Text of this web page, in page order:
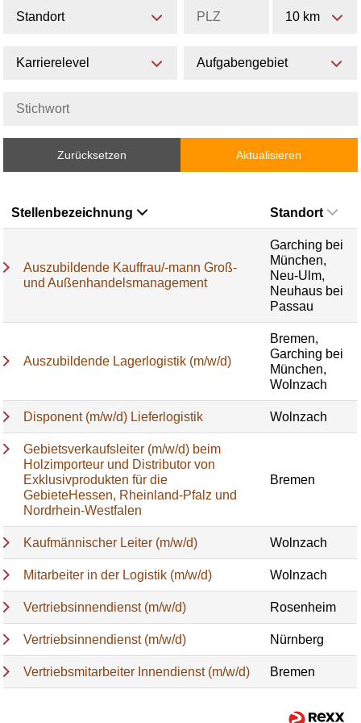
Standort 10 km
Karrierelevel Aufgabengebiet
Zurücksetzen Aktualisieren
Stellenbezeichnung Standort
Auszubildende Kauffrau/-mann Groß-
und Außenhandelsmanagement
Garching bei
München,
Neu-Ulm,
Neuhaus bei
Passau
Auszubildende Lagerlogistik (m/w/d)
Bremen,
Garching bei
München,
Wolnzach
Disponent (m/w/d) Lieferlogistik Wolnzach
Gebietsverkaufsleiter (m/w/d) beim
Holzimporteur und Distributor von
Exklusivprodukten für die
GebieteHessen, Rheinland-Pfalz und
Nordrhein-Westfalen
Bremen
Kaufmännischer Leiter (m/w/d) Wolnzach
Mitarbeiter in der Logistik (m/w/d) Wolnzach
Vertriebsinnendienst (m/w/d) Rosenheim
Vertriebsinnendienst (m/w/d) Nürnberg
Vertriebsmitarbeiter Innendienst (m/w/d) Bremen